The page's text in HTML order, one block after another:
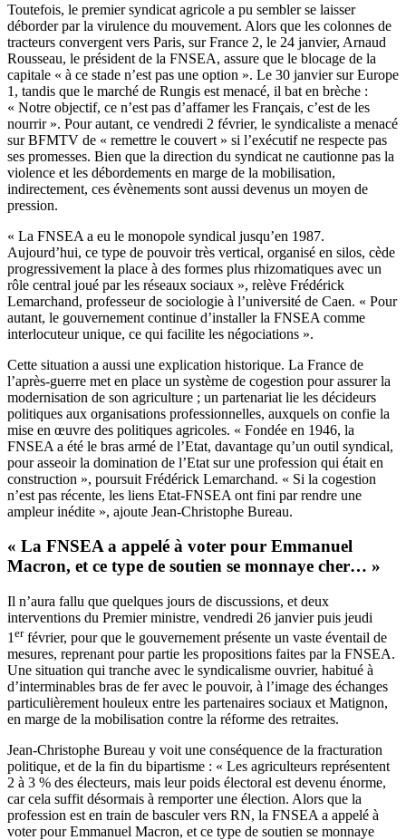
Toutefois, le premier syndicat agricole a pu sembler se laisser
déborder par la virulence du mouvement. Alors que les colonnes de
tracteurs convergent vers Paris, sur France 2, le 24 janvier, Arnaud
Rousseau, le président de la FNSEA, assure que le blocage de la
capitale « à ce stade n’est pas une option ». Le 30 janvier sur Europe
1, tandis que le marché de Rungis est menacé, il bat en brèche :
« Notre objectif, ce n’est pas d’affamer les Français, c’est de les
nourrir ». Pour autant, ce vendredi 2 février, le syndicaliste a menacé
sur BFMTV de « remettre le couvert » si l’exécutif ne respecte pas
ses promesses. Bien que la direction du syndicat ne cautionne pas la
violence et les débordements en marge de la mobilisation,
indirectement, ces évènements sont aussi devenus un moyen de
pression.
« La FNSEA a eu le monopole syndical jusqu’en 1987.
Aujourd’hui, ce type de pouvoir très vertical, organisé en silos, cède
progressivement la place à des formes plus rhizomatiques avec un
rôle central joué par les réseaux sociaux », relève Frédérick
Lemarchand, professeur de sociologie à l’université de Caen. « Pour
autant, le gouvernement continue d’installer la FNSEA comme
interlocuteur unique, ce qui facilite les négociations ».
Cette situation a aussi une explication historique. La France de
l’après-guerre met en place un système de cogestion pour assurer la
modernisation de son agriculture ; un partenariat lie les décideurs
politiques aux organisations professionnelles, auxquels on confie la
mise en œuvre des politiques agricoles. « Fondée en 1946, la
FNSEA a été le bras armé de l’Etat, davantage qu’un outil syndical,
pour asseoir la domination de l’Etat sur une profession qui était en
construction », poursuit Frédérick Lemarchand. « Si la cogestion
n’est pas récente, les liens Etat-FNSEA ont fini par rendre une
ampleur inédite », ajoute Jean-Christophe Bureau.
« La FNSEA a appelé à voter pour Emmanuel
Macron, et ce type de soutien se monnaye cher… »
Il n’aura fallu que quelques jours de discussions, et deux
interventions du Premier ministre, vendredi 26 janvier puis jeudi
1erfévrier, pour que le gouvernement présente un vaste éventail de
mesures, reprenant pour partie les propositions faites par la FNSEA.
Une situation qui tranche avec le syndicalisme ouvrier, habitué à
d’interminables bras de fer avec le pouvoir, à l’image des échanges
particulièrement houleux entre les partenaires sociaux et Matignon,
en marge de la mobilisation contre la réforme des retraites.
Jean-Christophe Bureau y voit une conséquence de la fracturation
politique, et de la fin du bipartisme : « Les agriculteurs représentent
2 à 3 % des électeurs, mais leur poids électoral est devenu énorme,
car cela suffit désormais à remporter une élection. Alors que la
profession est en train de basculer vers RN, la FNSEA a appelé à
voter pour Emmanuel Macron, et ce type de soutien se monnaye